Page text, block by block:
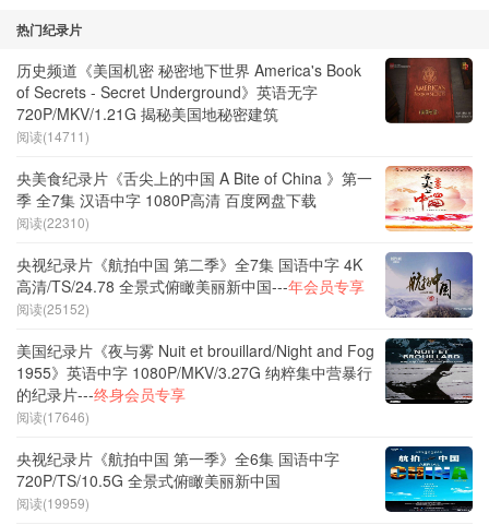
热门纪录片
历史频道《美国机密 秘密地下世界 America's Book
of Secrets - Secret Underground》英语无字
720P/MKV/1.21G 揭秘美国地秘密建筑
阅读(14711)
央美食纪录片《舌尖上的中国 A Bite of China 》第一
季 全7集 汉语中字 1080P高清 百度网盘下载
阅读(22310)
央视纪录片《航拍中国 第二季》全7集 国语中字 4K
高清/TS/24.78 全景式俯瞰美丽新中国---年会员专享
阅读(25152)
美国纪录片《夜与雾 Nuit et brouillard/Night and Fog
1955》英语中字 1080P/MKV/3.27G 纳粹集中营暴行
的纪录片---终身会员专享
阅读(17646)
央视纪录片《航拍中国 第一季》全6集 国语中字
720P/TS/10.5G 全景式俯瞰美丽新中国
阅读(19959)